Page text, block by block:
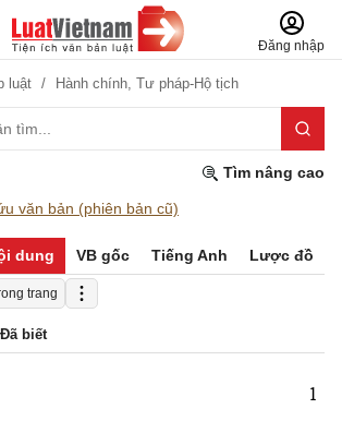
Đăng nhập
luật Hành chính, Tư pháp-Hộ tịch
Tìm nâng cao
văn bản (phiên bản cũ)
dung VB gốc Tiếng Anh Lược đồ
trang
Đã biết
1